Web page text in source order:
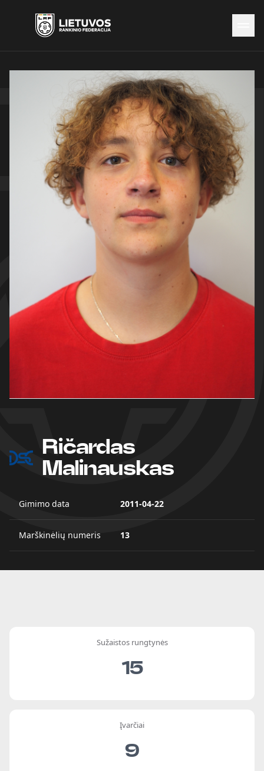
Naujienos
Čempionatai
Kontaktai
Antidopingas
Ričardas
Malinauskas
Gimimo data 2011-04-22
Marškinėlių numeris 13
Sužaistos rungtynės
15
Įvarčiai
9